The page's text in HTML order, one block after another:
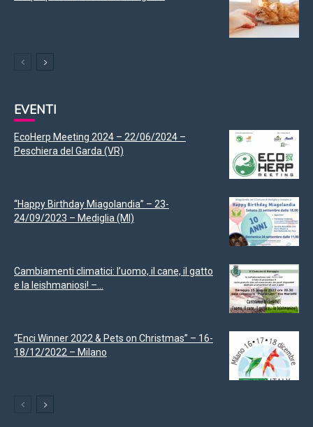
EVENTI
EcoHerp Meeting 2024 – 22/06/2024 –
Peschiera del Garda (VR)
“Happy Birthday Miagolandia” – 23-
24/09/2023 – Mediglia (MI)
Cambiamenti climatici: l’uomo, il cane, il gatto
e la leishmaniosi! –...
“Enci Winner 2022 & Pets on Christmas” – 16-
18/12/2022 – Milano